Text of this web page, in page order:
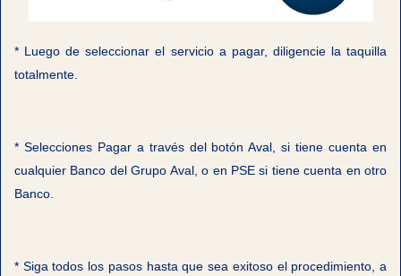
* Luego de seleccionar el servicio a pagar, diligencie la taquilla
totalmente.
* Selecciones Pagar a través del botón Aval, si tiene cuenta en
cualquier Banco del Grupo Aval, o en PSE si tiene cuenta en otro
Banco.
* Siga todos los pasos hasta que sea exitoso el procedimiento, a